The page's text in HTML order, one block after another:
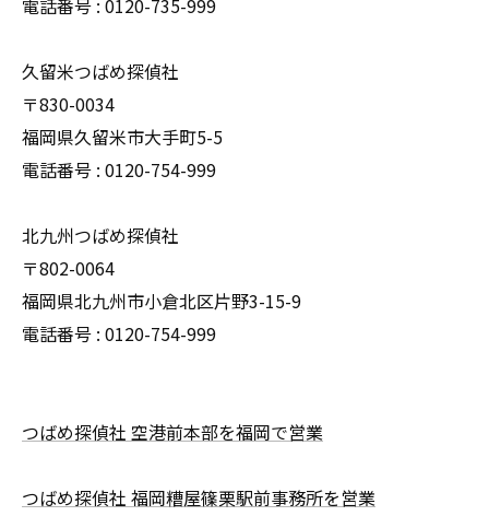
電話番号 : 0120-735-999
久留米つばめ探偵社
〒830-0034
福岡県久留米市大手町5-5
電話番号 : 0120-754-999
北九州つばめ探偵社
〒802-0064
福岡県北九州市小倉北区片野3-15-9
電話番号 : 0120-754-999
つばめ探偵社 空港前本部を福岡で営業
つばめ探偵社 福岡糟屋篠栗駅前事務所を営業